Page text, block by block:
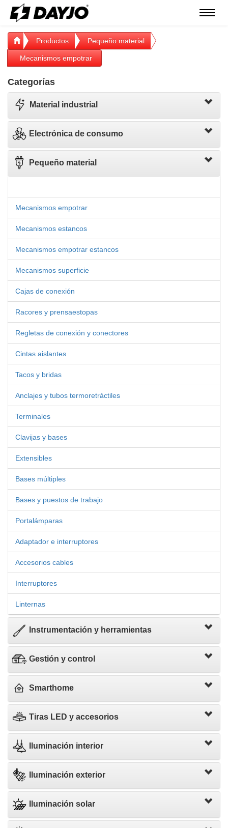
Menú
Productos Pequeño material
Mecanismos empotrar
Categorías
Material industrial
Electrónica de consumo
Pequeño material
Mecanismos empotrar
Mecanismos estancos
Mecanismos empotrar estancos
Mecanismos superficie
Cajas de conexión
Racores y prensaestopas
Regletas de conexión y conectores
Cintas aislantes
Tacos y bridas
Anclajes y tubos termoretráctiles
Terminales
Clavijas y bases
Extensibles
Bases múltiples
Bases y puestos de trabajo
Portalámparas
Adaptador e interruptores
Accesorios cables
Interruptores
Linternas
Instrumentación y herramientas
Gestión y control
Smarthome
Tiras LED y accesorios
Iluminación interior
Iluminación exterior
Iluminación solar